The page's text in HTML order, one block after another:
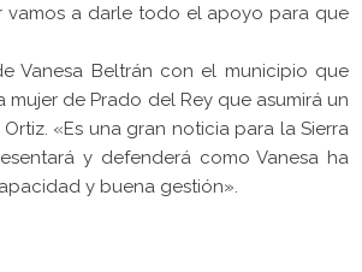
vamos a darle todo el apoyo para que
Vanesa Beltrán con el municipio que
de Prado del Rey que asumirá un
«Es una gran noticia para la Sierra
y defenderá como Vanesa ha
y buena gestión».